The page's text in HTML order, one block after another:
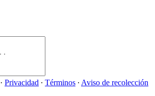
· Privacidad ∙ Términos ∙ Aviso de recolección